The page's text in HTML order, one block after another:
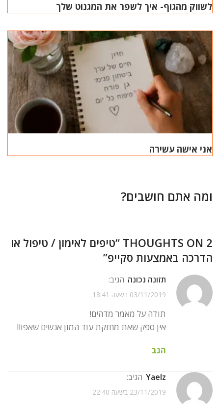
לשווק מהגוף- איך לשפר את המגנוט שלך
אני אישה עשירה
ומה אתם חושבים?
2 THOUGHTS ON “
טיפים לאימון / טיפול או
הדרכה באמצעות סקייפ”
תזונה נכונה הגיב:
03/11/2019 בשעה 18:41
תודה על מאמר מדהים!
אין ספק שאת מחזקת עוד המון אנשים שאפו!!
הגב
yaelz הגיב:
23/11/2019 בשעה 22:40